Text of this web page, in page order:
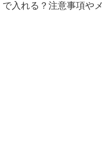
で入れる？注意事項や